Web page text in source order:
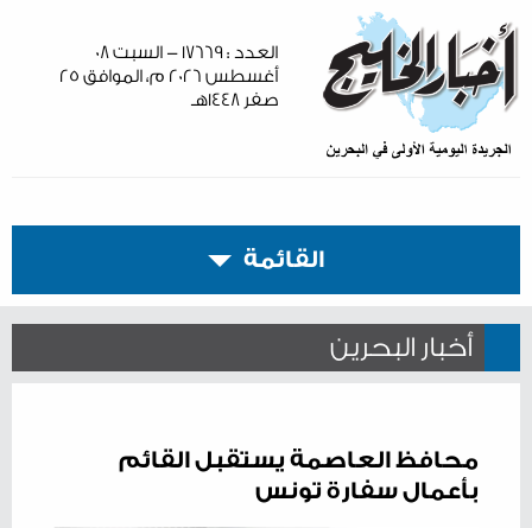
العدد : ١٧٦٦٩ - السبت ٠٨
أغسطس ٢٠٢٦ م، الموافق ٢٥
صفر ١٤٤٨هـ
القائمة
أخبار البحرين
محافظ العاصمة يستقبل القائم
بأعمال سفارة تونس